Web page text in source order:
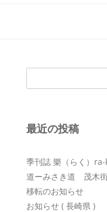
索:
最近の投稿
季刊誌 樂（らく）
道ーみさき道 茂木
移転のお知らせ
お知らせ ( 長崎県 )